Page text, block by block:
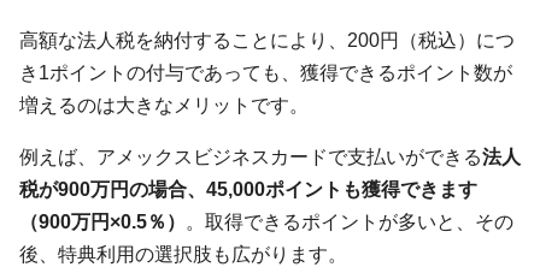
高額な法人税を納付することにより、200円（税込）につ
き1ポイントの付与であっても、獲得できるポイント数が
増えるのは大きなメリットです。
例えば、アメックスビジネスカードで支払いができる法人
税が900万円の場合、45,000ポイントも獲得できます
（900万円×0.5％）
。取得できるポイントが多いと、その
後、特典利用の選択肢も広がります。